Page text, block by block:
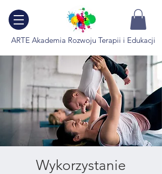
ARTE Akademia Rozwoju Terapii i Edukacji
Wykorzystanie